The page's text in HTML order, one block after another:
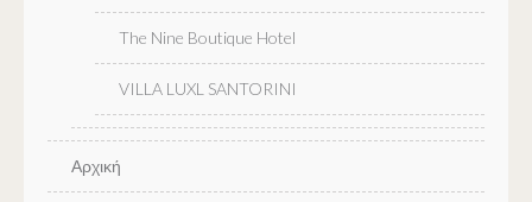
The Nine Boutique Hotel
VILLA LUXL SANTORINI
Αρχική